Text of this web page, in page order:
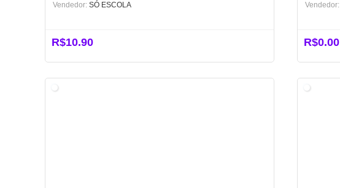
Vendedor: SÓ ESCOLA
R$10.90
Vendedor:
R$0.00